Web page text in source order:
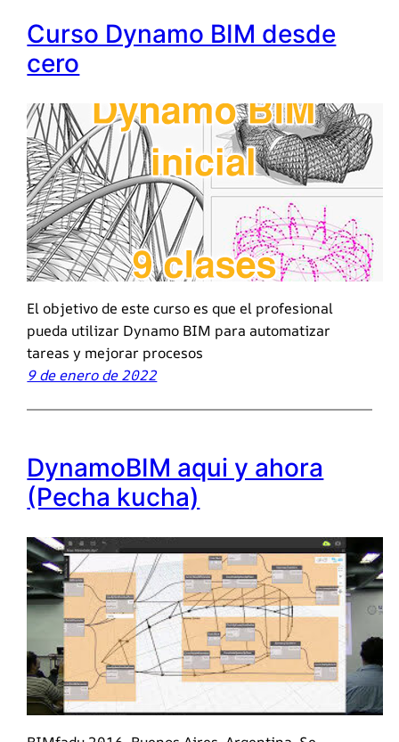
Curso Dynamo BIM desde
cero
El objetivo de este curso es que el profesional
pueda utilizar Dynamo BIM para automatizar
tareas y mejorar procesos
9 de enero de 2022
DynamoBIM aqui y ahora
(Pecha kucha)